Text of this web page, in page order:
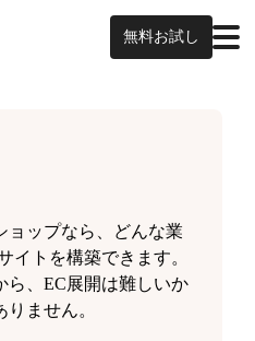
無料お試し
ョップなら、どんな業
イトを構築できます。
ら、EC展開は難しいか
ません。